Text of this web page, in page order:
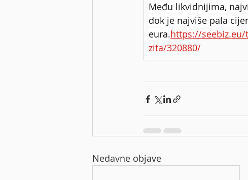
Među likvidnijima,
dok je najviše pala
eura.https://seebiz.eu/
zita/320880/
Nedavne objave